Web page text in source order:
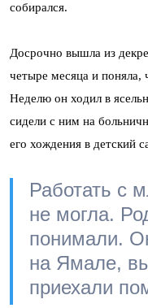
собирался.
Досрочно вышла из
четыре месяца и поняла,
Неделю он ходил в
сидели с ним на
его хождения в детский
Работать с
не могла.
понимали.
на Ямале,
приехали